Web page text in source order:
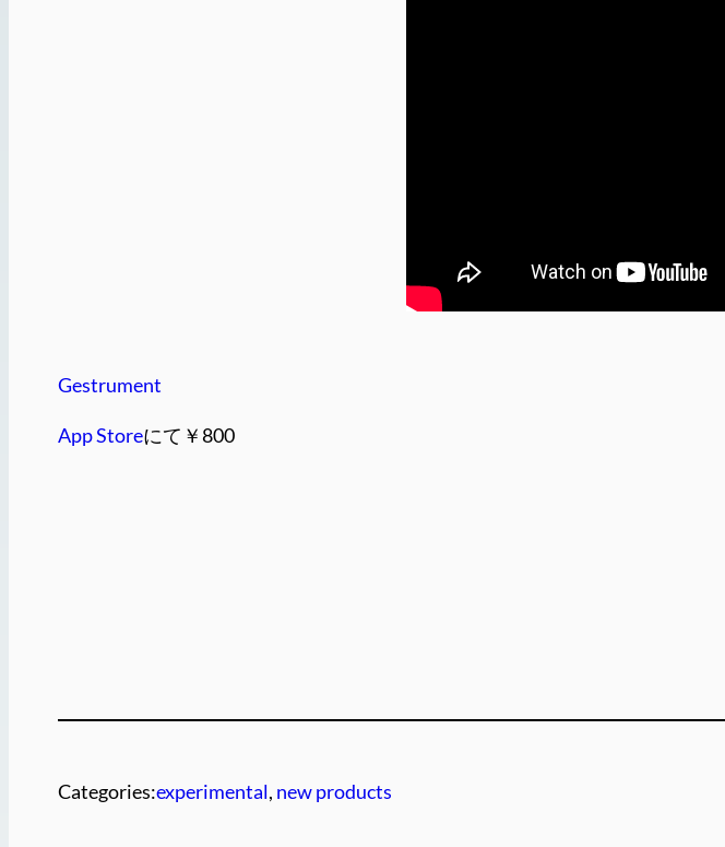
Gestrument
App Storeにて￥800
Categories:experimental, new products